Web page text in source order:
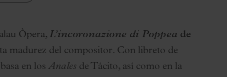
Òpera, L’incoronazione di Poppea de
madurez del compositor. Con libreto de
en losAnales de Tácito, así como en la